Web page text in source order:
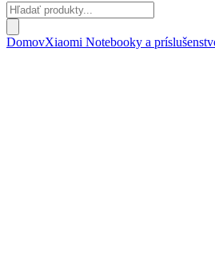
Products
search
DomovXiaomi Notebooky a